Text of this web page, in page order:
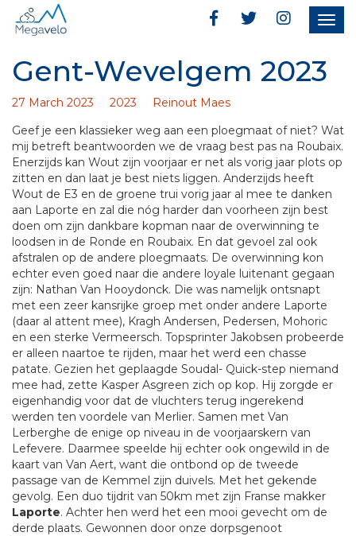
Gent-Wevelgem 2023
27 March 2023 2023
Reinout Maes
Geef je een klassieker weg aan een ploegmaat of niet? Wat
mij betreft beantwoorden we de vraag best pas na Roubaix.
Enerzijds kan Wout zijn voorjaar er net als vorig jaar plots op
zitten en dan laat je best niets liggen. Anderzijds heeft
Wout de E3 en de groene trui vorig jaar al mee te danken
aan Laporte en zal die nóg harder dan voorheen zijn best
doen om zijn dankbare kopman naar de overwinning te
loodsen in de Ronde en Roubaix. En dat gevoel zal ook
afstralen op de andere ploegmaats. De overwinning kon
echter even goed naar die andere loyale luitenant gegaan
zijn: Nathan Van Hooydonck. Die was namelijk ontsnapt
met een zeer kansrijke groep met onder andere Laporte
(daar al attent mee), Kragh Andersen, Pedersen, Mohoric
en een sterke Vermeersch. Topsprinter Jakobsen probeerde
er alleen naartoe te rijden, maar het werd een chasse
patate. Gezien het geplaagde Soudal- Quick-step niemand
mee had, zette Kasper Asgreen zich op kop. Hij zorgde er
eigenhandig voor dat de vluchters terug ingerekend
werden ten voordele van Merlier. Samen met Van
Lerberghe de enige op niveau in de voorjaarskern van
Lefevere. Daarmee speelde hij echter ook ongewild in de
kaart van Van Aert, want die ontbond op de tweede
passage van de Kemmel zijn duivels. Met het gekende
gevolg. Een duo tijdrit van 50km met zijn Franse makker
Laporte. Achter hen werd het een mooi gevecht om de
derde plaats. Gewonnen door onze dorpsgenoot